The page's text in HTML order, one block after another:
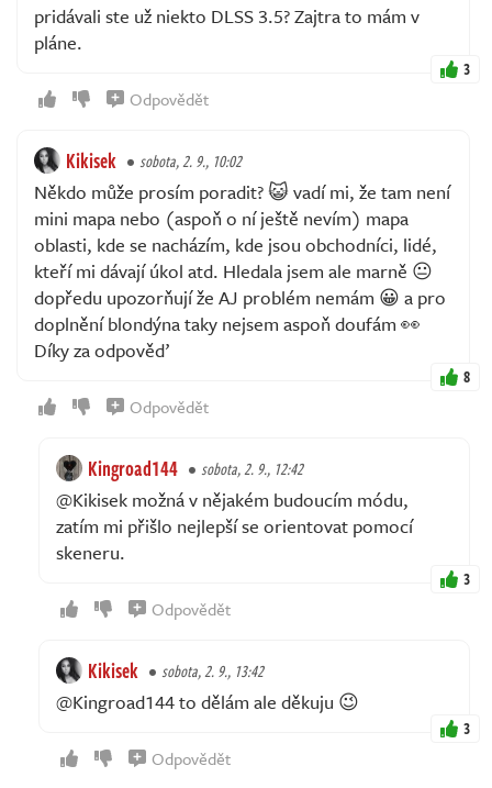
pridávali ste už niekto DLSS 3.5? Zajtra to mám v
pláne.
3
Odpovědět
Kikisek sobota, 2. 9., 10:02
Někdo může prosím poradit? 😺 vadí mi, že tam není
mini mapa nebo (aspoň o ní ještě nevím) mapa
oblasti, kde se nacházím, kde jsou obchodníci, lidé,
kteří mi dávají úkol atd. Hledala jsem ale marně 😐
dopředu upozorňují že AJ problém nemám 😀 a pro
doplnění blondýna taky nejsem aspoň doufám 👀
Díky za odpověď
8
Odpovědět
Kingroad144 sobota, 2. 9., 12:42
@Kikisek možná v nějakém budoucím módu,
zatím mi přišlo nejlepší se orientovat pomocí
skeneru.
3
Odpovědět
Kikisek sobota, 2. 9., 13:42
@Kingroad144 to dělám ale děkuju 😉
3
Odpovědět